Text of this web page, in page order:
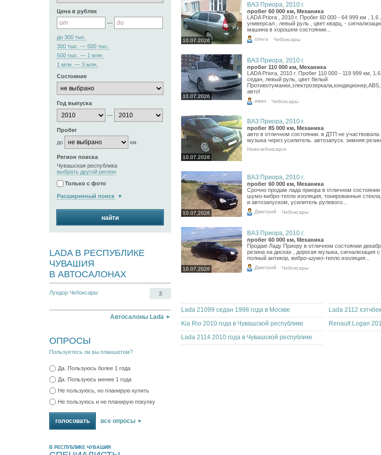
Цена в рублях
—
до 300 тыс.
300 тыс. — 500 тыс.
500 тыс. — 1 млн.
1 млн. — 3 млн.
Состояние
Год выпуска
—
Пробег
до
км.
Регион поиска
Чувашская республика
выбрать другой регион
Только с фото
Расширенный поиск
найти
LADA В РЕСПУБЛИКЕ
ЧУВАШИЯ
В АВТОСАЛОНАХ
Луидор Чебоксары 3
Автосалоны Lada
ОПРОСЫ
Пользуетесь ли вы планшетом?
Да. Пользуюсь более 1 года
Да. Пользуюсь менее 1 года
Не пользуюсь, но планирую купить
Не пользуюсь и не планирую покупку
все опросы
В РЕСПУБЛИКЕ ЧУВАШИЯ
10.07.2026
ВАЗ Приора, 2010 г.
пробег 60 000 км, Механика
LADA Priora , 2010 г. Пробег 60 000 - 64 999 км , 1.6
универсал , левый руль , цвет кварц. -
машина в хорошем состоянии...
ольга Чебоксары
10.07.2026
ВАЗ Приора, 2010 г.
пробег 110 000 км, Механика
LADA Priora, 2010 г. Пробег 110 000 - 119 999 км,
седан, левый руль, цвет белый
авто!
иван Чебоксары
10.07.2026
ВАЗ Приора, 2010 г.
пробег 85 000 км, Механика
авто в отличном состоянии. в ДТП не
музыка через усилитель. автозапуск. зимняя
Новочебоксарск
10.07.2026
ВАЗ Приора, 2010 г.
пробег 60 000 км, Механика
Срочно продам лада приора в отличном состоянии
шумо-вибро-тепло изоляция, тонированные
и автозапуском, усилитель рулевого...
Дмитрий Чебоксары
10.07.2026
ВАЗ Приора, 2010 г.
пробег 60 000 км, Механика
Продаю Ладу Приору в отличном состоянии
резина на дисках , дорогая музыка, сигнализация
полный антикор, вибро-шумо-тепло изоляция...
Дмитрий Чебоксары
Lada 21099 седан 1998 года в Москве
Kia Rio 2010 года в Чувашской республике
Lada 2114 2010 года в Чувашской республике